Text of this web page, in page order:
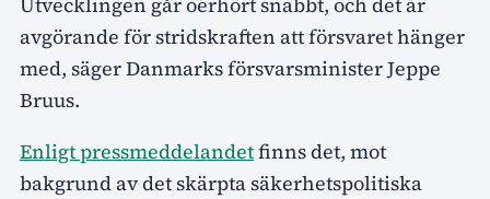
avgörande för stridskraften att försvaret hänger
med, säger Danmarks försvarsminister Jeppe
Bruus.
Enligt pressmeddelandetfinns det, mot
bakgrund av det skärpta säkerhetspolitiska